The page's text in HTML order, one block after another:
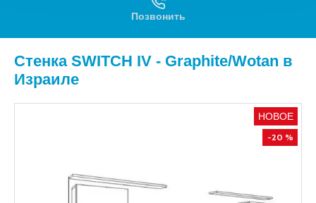
Позвонить
Стенка SWITCH IV - Graphite/Wotan в
Израиле
НОВОЕ
-20 %